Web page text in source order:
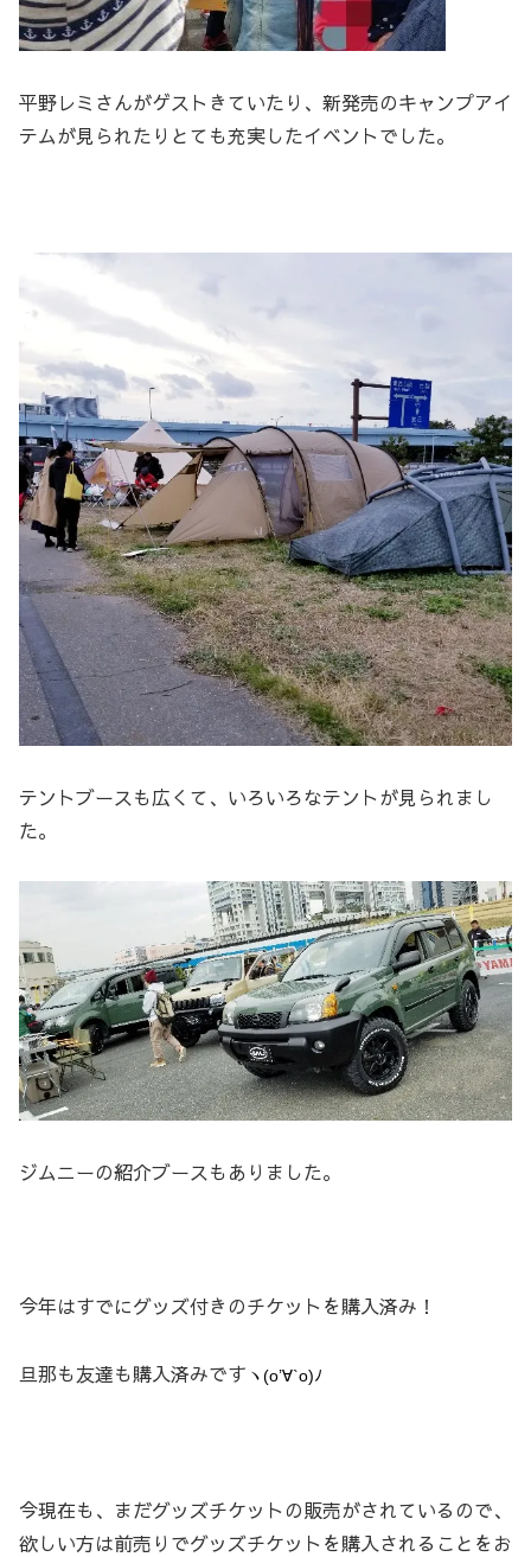
平野レミさんがゲストきていたり、新発売のキャンプアイ
テムが見られたりとても充実したイベントでした。
テントブースも広くて、いろいろなテントが見られまし
た。
ジムニーの紹介ブースもありました。
今年はすでにグッズ付きのチケットを購入済み！
旦那も友達も購入済みです ヽ(o’∀`o)ﾉ
今現在も、まだグッズチケットの販売がされているので、
欲しい方は前売りでグッズチケットを購入されることをお